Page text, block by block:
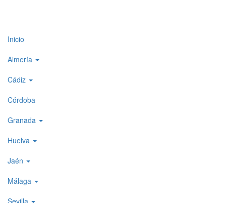
Top
level
1
Inicio
Almería
Cádiz
Córdoba
Granada
Huelva
Jaén
Málaga